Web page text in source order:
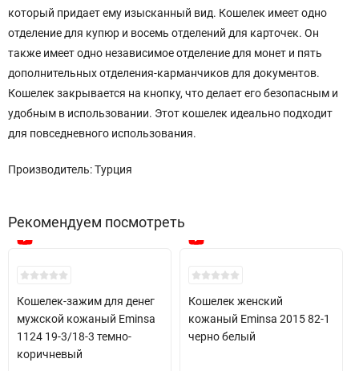
который придает ему изысканный вид. Кошелек имеет одно
отделение для купюр и восемь отделений для карточек. Он
также имеет одно независимое отделение для монет и пять
дополнительных отделения-карманчиков для документов.
Кошелек закрывается на кнопку, что делает его безопасным и
удобным в использовании. Этот кошелек идеально подходит
для повседневного использования.
Производитель: Турция
Рекомендуем посмотреть
New!
Кошелек-зажим для денег
мужской кожаный Eminsa
1124 19-3/18-3 темно-
коричневый
New!
Кошелек женский
кожаный Eminsa 2015 82-1
черно белый